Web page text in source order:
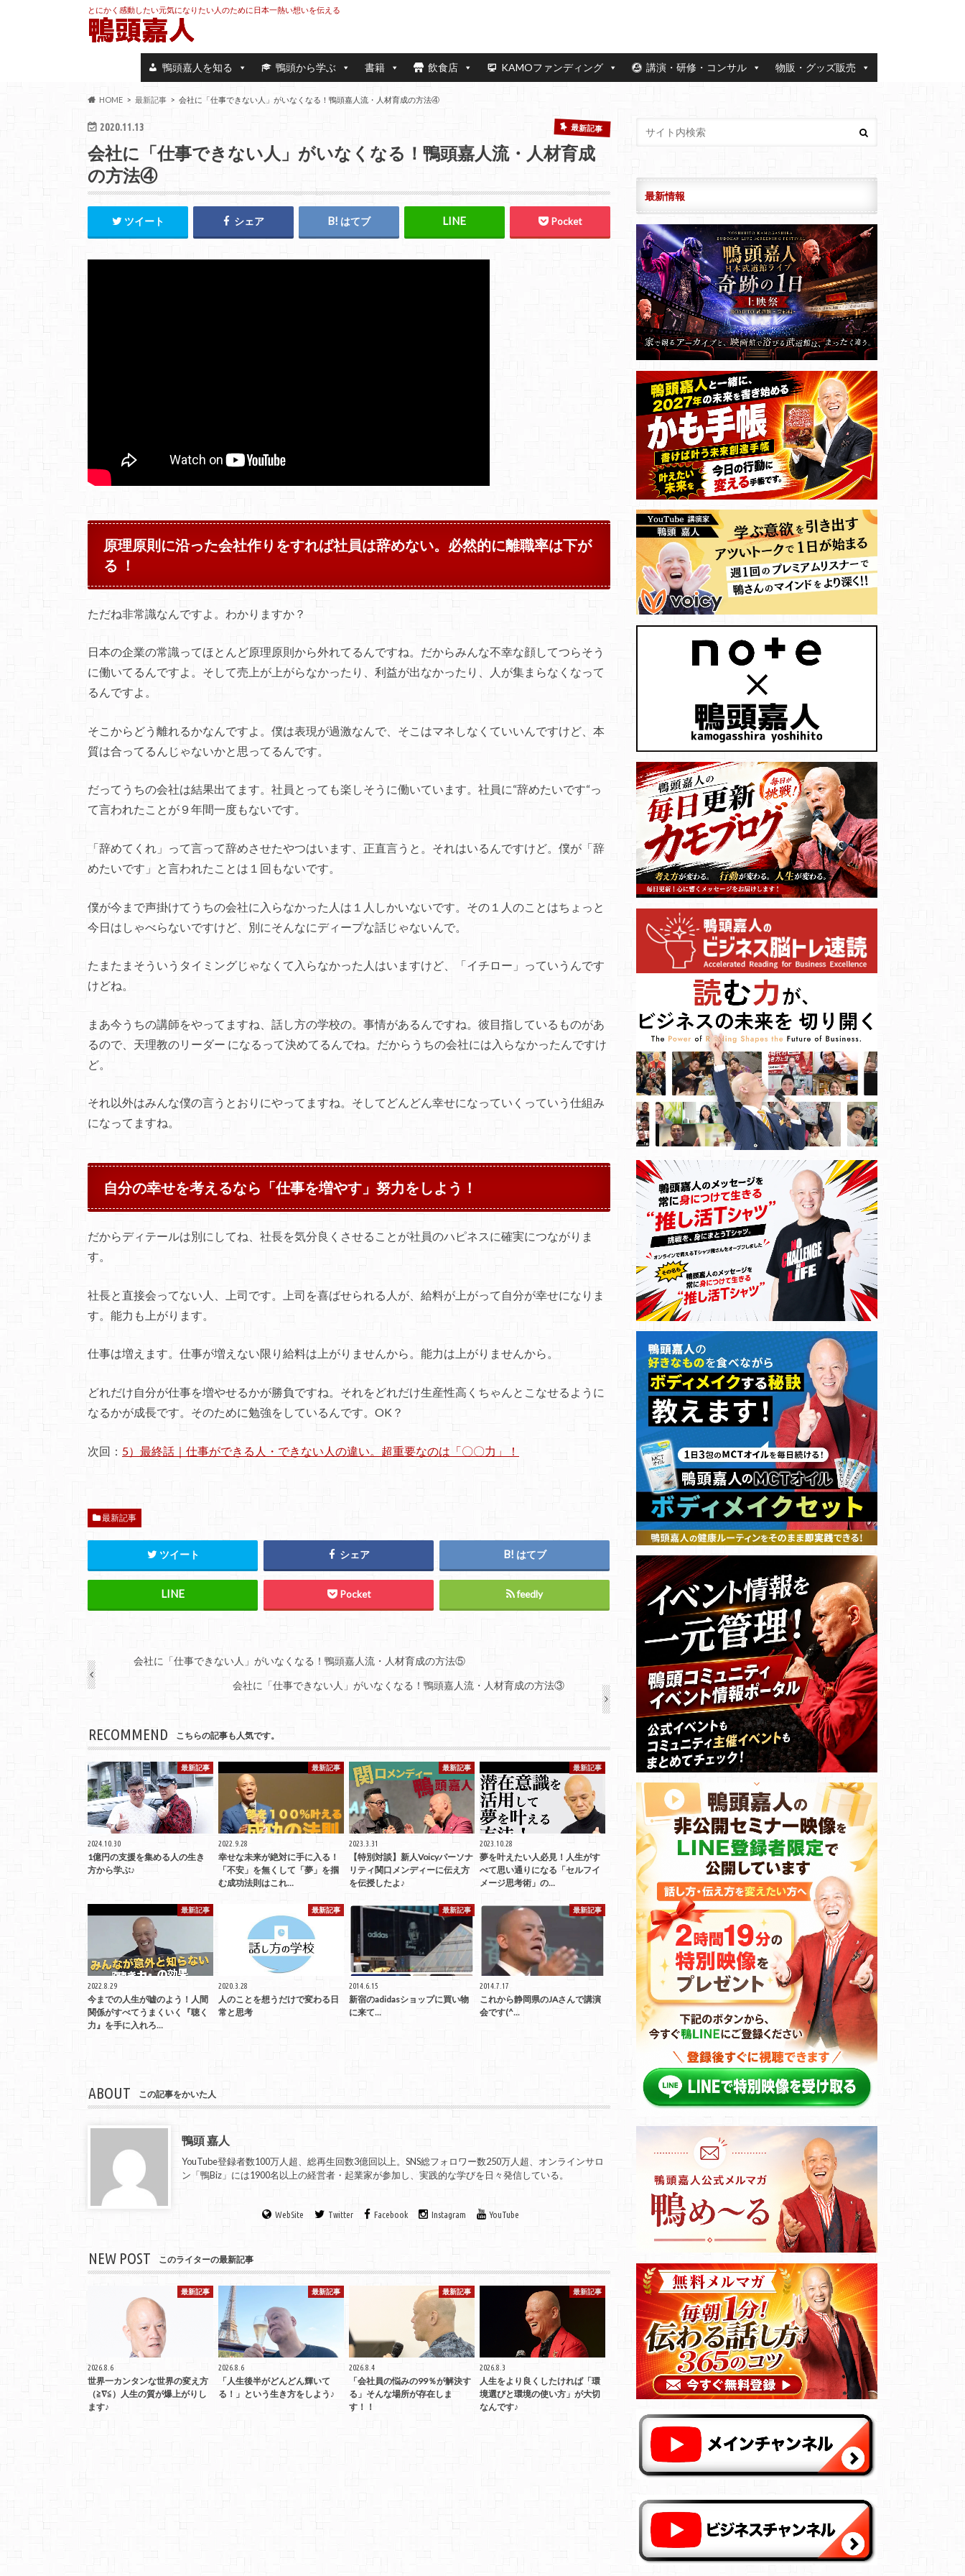
とにかく感動したい元気になりたい人のために日本一熱い想いを伝える
鴨頭嘉人を知る 鴨頭から学ぶ 書籍 飲食店 KAMOファンディング 講演・研修・コンサル 物販・グッズ販売
HOME 最新記事 会社に「仕事できない人」がいなくなる！鴨頭嘉人流・人材育成の方法④
2020.11.13 最新記事
会社に「仕事できない人」がいなくなる！鴨頭嘉人流・人材育成
の方法④
ツイート シェア はてブ Pocket
原理原則に沿った会社作りをすれば社員は辞めない。必然的に離職率は下が
る ！
ただね非常識なんですよ。わかりますか？
日本の企業の常識ってほとんど原理原則から外れてるんですね。だからみんな不幸な顔してつらそう
に働いてるんですよ。そして売上が上がらなかったり、利益が出なかったり、人が集まらなくなって
るんですよ。
そこからどう離れるかなんですよ。僕は表現が過激なんで、そこはマネしなくていいんですけど、本
質は合ってるんじゃないかと思ってるんです。
だってうちの会社は結果出てます。社員とっても楽しそうに働いています。社員に“辞めたいです“っ
て言われたことが９年間一度もないです。
「辞めてくれ」って言って辞めさせたやつはいます、正直言うと。それはいるんですけど。僕が「辞
めたいです」と言われたことは１回もないです。
僕が今まで声掛けてうちの会社に入らなかった人は１人しかいないです。その１人のことはちょっと
今日はしゃべらないですけど、別にそんなにディープな話じゃないんで。
たまたまそういうタイミングじゃなくて入らなかった人はいますけど、「イチロー」っていうんです
けどね。
まあ今うちの講師をやってますね、話し方の学校の。事情があるんですね。彼目指しているものがあ
るので、天理教のリーダー になるって決めてるんでね。だからうちの会社には入らなかったんですけ
ど。
それ以外はみんな僕の言うとおりにやってますね。そしてどんどん幸せになっていくっていう仕組み
になってますね。
自分の幸せを考えるなら「仕事を増やす」努力をしよう！
だからディテールは別にしてね、社長を気分良くさせることが社員のハピネスに確実につながりま
す。
社長と直接会ってない人、上司です。上司を喜ばせられる人が、給料が上がって自分が幸せになりま
す。能力も上がります。
仕事は増えます。仕事が増えない限り給料は上がりませんから。能力は上がりませんから。
どれだけ自分が仕事を増やせるかが勝負ですね。それをどれだけ生産性高くちゃんとこなせるように
なるかが成長です。そのために勉強をしているんです。OK？
次回： 5）最終話｜仕事ができる人・できない人の違い。超重要なのは「〇〇力」！
最新記事
ツイート シェア はてブ
Pocket feedly
会社に「仕事できない人」がいなくなる！鴨頭嘉人流・人材育成の方法⑤
会社に「仕事できない人」がいなくなる！鴨頭嘉人流・人材育成の方法③
RECOMMEND こちらの記事も人気です。
最新記事
2024.10.30
1億円の支援を集める人の生き
方から学ぶ♪
最新記事
2022.9.28
幸せな未来が絶対に手に入る！
「不安」を無くして「夢」を掴
む成功法則はこれ…
最新記事
2023.3.31
【特別対談】新人Voicyパーソナ
リティ関口メンディーに伝え方
を伝授したよ♪
最新記事
2023.10.28
夢を叶えたい人必見！人生がす
べて思い通りになる「セルフイ
メージ思考術」の…
最新記事
2022.8.29
今までの人生が嘘のよう！人間
関係がすべてうまくいく『聴く
力』を手に入れろ…
最新記事
2020.3.28
人のことを想うだけで変わる日
常と思考
最新記事
2014.6.15
新宿のadidasショップに買い物
に来て...
最新記事
2014.7.17
これから静岡県のJAさんで講演
会です(^...
ABOUT この記事をかいた人
鴨頭 嘉人
YouTube登録者数100万人超、総再生回数3億回以上。SNS総フォロワー数250万人超、オンラインサロ
ン「鴨Biz」には1900名以上の経営者・起業家が参加し、実践的な学びを日々発信している。
WebSite Twitter Facebook Instagram YouTube
NEW POST このライターの最新記事
最新記事
2026.8.6
世界一カンタンな世界の変え方
（≧∇≦）人生の質が爆上がりし
ます♪
最新記事
2026.8.6
「人生後半がどんどん輝いて
る！」という生き方をしよう♪
最新記事
2026.8.4
「会社員の悩みの99％が解決す
る」そんな場所が存在しま
す！！
最新記事
2026.8.3
人生をより良くしたければ「環
境選びと環境の使い方」が大切
なんです♪
最新情報